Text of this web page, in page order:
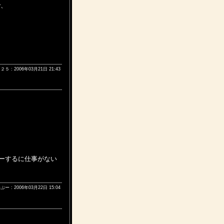
５ : 2006年03月21日 21:43
するに仕事がない
ー : 2006年03月22日 15:04